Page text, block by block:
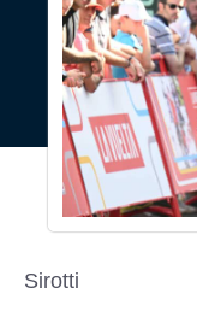
Sirotti